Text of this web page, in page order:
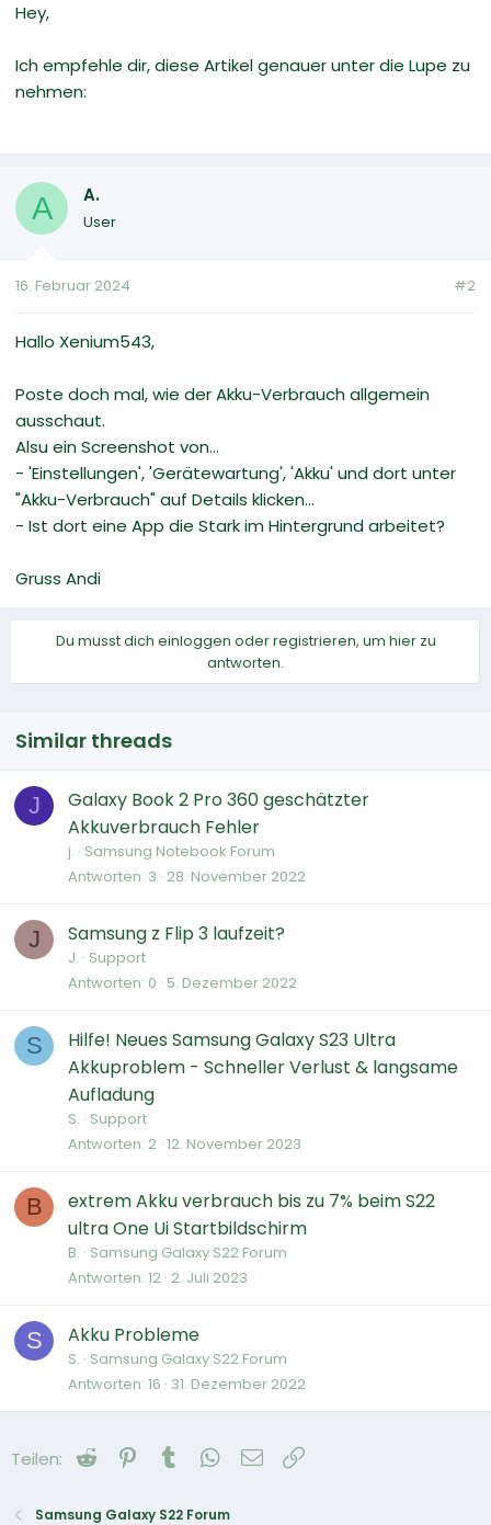
Hey,
Ich empfehle dir, diese Artikel genauer unter die Lupe zu
nehmen:
A A.
User
16. Februar 2024 #2
Hallo Xenium543,
Poste doch mal, wie der Akku-Verbrauch allgemein
ausschaut.
Alsu ein Screenshot von...
- 'Einstellungen', 'Gerätewartung', 'Akku' und dort unter
"Akku-Verbrauch" auf Details klicken...
- Ist dort eine App die Stark im Hintergrund arbeitet?
Gruss Andi
Du musst dich einloggen oder registrieren, um hier zu
antworten.
Similar threads
J
Galaxy Book 2 Pro 360 geschätzter
Akkuverbrauch Fehler
j. Samsung Notebook Forum
Antworten 3 28. November 2022
J Samsung z Flip 3 laufzeit?
J. Support
Antworten 0 5. Dezember 2022
S
Hilfe! Neues Samsung Galaxy S23 Ultra
Akkuproblem - Schneller Verlust & langsame
Aufladung
S. Support
Antworten 2 12. November 2023
B
extrem Akku verbrauch bis zu 7% beim S22
ultra One Ui Startbildschirm
B. Samsung Galaxy S22 Forum
Antworten 12 2. Juli 2023
S Akku Probleme
S. Samsung Galaxy S22 Forum
Antworten 16 31. Dezember 2022
Teilen: Reddit Pinterest
Tumblr WhatsApp
E-Mail
Samsung Galaxy S22 Forum